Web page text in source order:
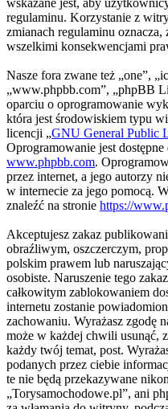
wskazane jest, aby
regulaminu. Korzystanie z
zmianach regulaminu oznacza,
wszelkimi konsekwencjami
Nasze fora zwane też „one”,
„www.phpbb.com”, „phpBB
oparciu o oprogramowanie
która jest środowiskiem typu
licencji „GNU General Public
Oprogramowanie jest
www.phpbb.com.
przez internet, a jego autorzy
w internecie za jego pomocą.
znaleźć na stronie https://
Akceptujesz zakaz
obraźliwym, oszczerczym,
polskim prawem lub
osobiste. Naruszenie tego
całkowitym zablokowaniem
internetu zostanie
zachowaniu. Wyrażasz zgodę
może w każdej chwili usunąć,
każdy twój temat, post.
podanych przez ciebie
te nie będą przekazywane
„Torysamochodowe.pl”, ani